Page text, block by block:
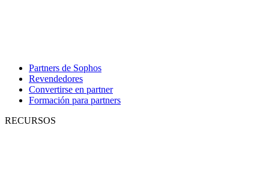
Partners de Sophos
Revendedores
Convertirse en partner
Formación para partners
RECURSOS